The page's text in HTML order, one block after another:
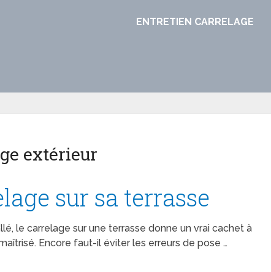
ENTRETIEN CARRELAGE
extérieur
sur sa terrasse
le carrelage sur une terrasse donne un vrai cachet à
Encore faut-il éviter les erreurs de pose …